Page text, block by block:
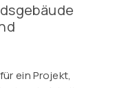
ein Projekt,